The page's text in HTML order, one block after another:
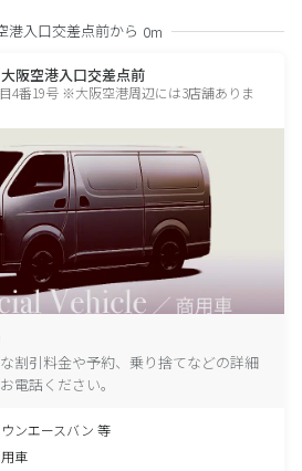
港入口交差点前から 0m
阪空港入口交差点前
4番19号 ※大阪空港周辺には3店舗ありま
割引料金や予約、乗り捨てなどの詳細
電話ください。
ンエースバン 等
車